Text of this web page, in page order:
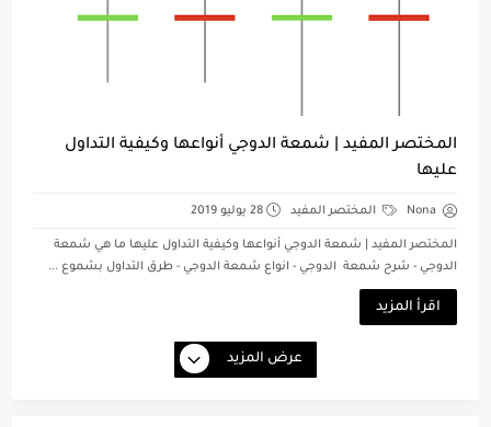
المختصر المفيد | شمعة الدوجي أنواعها وكيفية التداول
عليها
Nona المختصر المفيد 28 يوليو 2019
المختصر المفيد | شمعة الدوجي أنواعها وكيفية التداول عليها ما هي شمعة
الدوجي - شرح شمعة الدوجي - انواع شمعة الدوجي - طرق التداول بشموع ...
اقرأ المزيد
عرض المزيد